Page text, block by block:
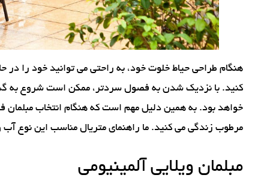
هنگام طراحی حیاط خلوت خود، به راحتی می توانید خود را
کنید. با نزدیک شدن به فصول سردتر، ممکن است شروع به
خواهد بود. به همین دلیل مهم است که هنگام انتخاب مبلمان
مرطوب زندگی می کنید. ما راهنمای متریال مناسب این نوع آب
مبلمان ویلایی آلمینیومی